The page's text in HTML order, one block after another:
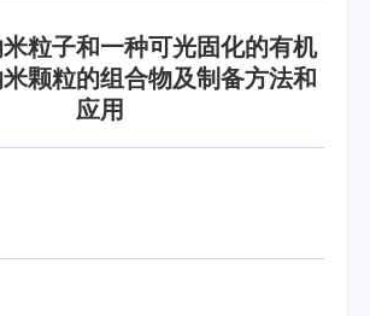
粒子和一种可光固化的有机
颗粒的组合物及制备方法和
应用